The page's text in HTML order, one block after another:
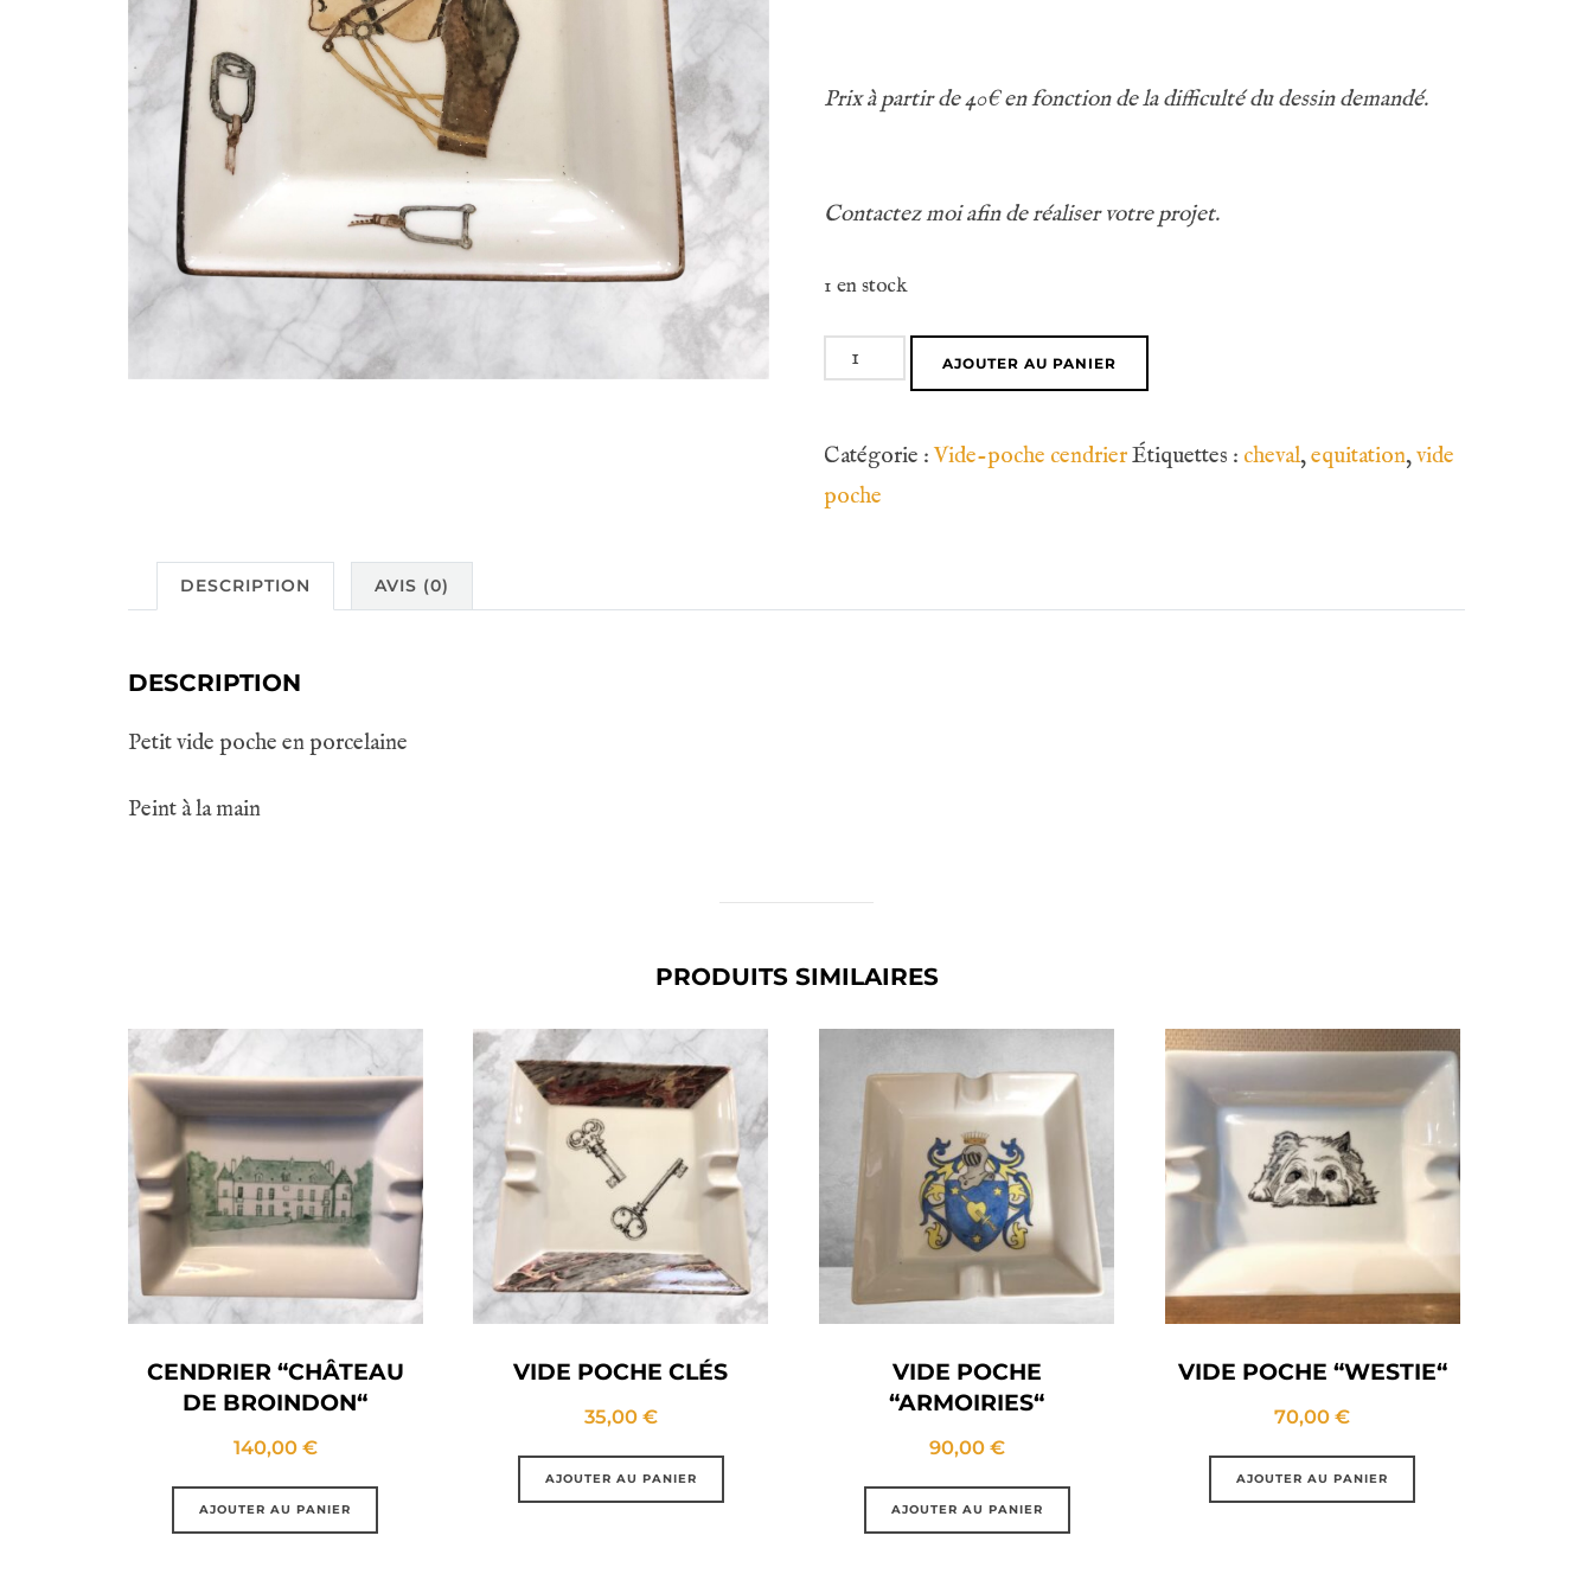
Prix à partir de 40€ en fonction de la difficulté du dessin demandé.
Contactez moi afin de réaliser votre projet.
1 en stock
quantité
poche
cheval
AJOUTER AU PANIER
Catégorie :Vide-poche cendrierÉtiquettes : cheval,equitation,vide
poche
DESCRIPTION AVIS (0)
DESCRIPTION
Petit vide poche en porcelaine
Peint à la main
PRODUITS SIMILAIRES
CENDRIER “CHÂTEAU
DE BROINDON“
140,00 €
AJOUTER AU PANIER
VIDE POCHE CLÉS
35,00 €
AJOUTER AU PANIER
VIDE POCHE
“ARMOIRIES“
90,00 €
AJOUTER AU PANIER
VIDE POCHE “WESTIE“
70,00€
AJOUTER AU PANIER